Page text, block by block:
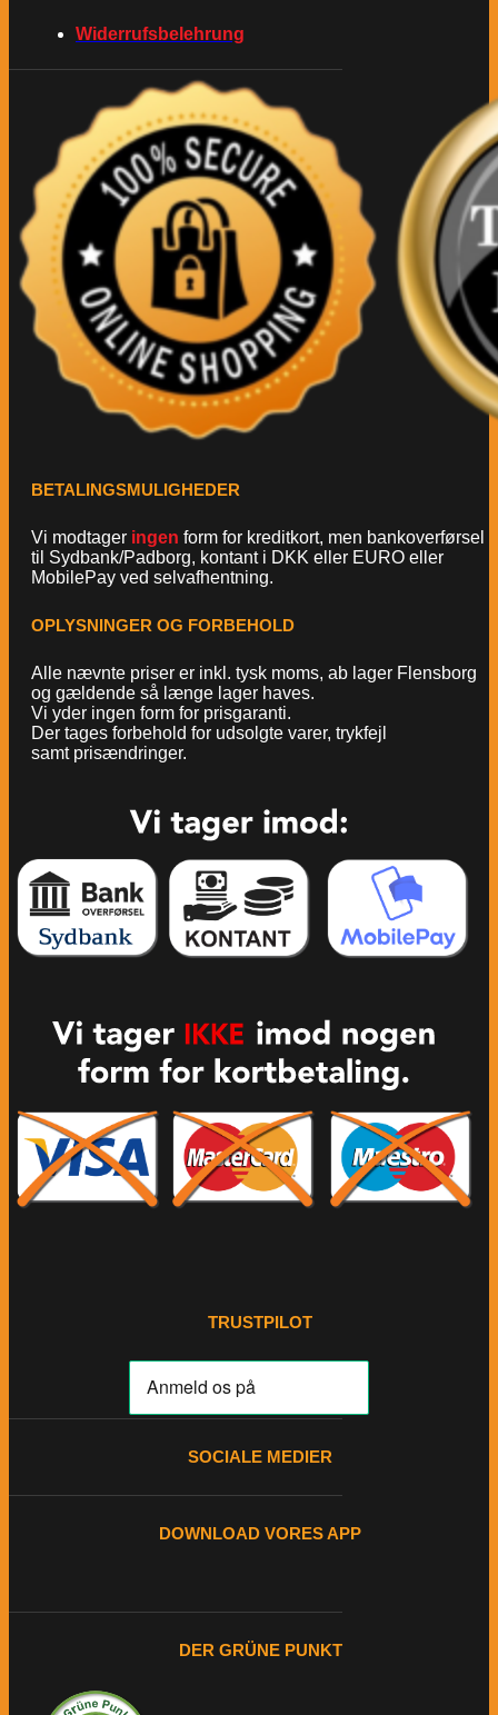
Widerrufsbelehrung
BETALINGSMULIGHEDER
Vi modtager ingen form for kreditkort, men bankoverførsel
til Sydbank/Padborg, kontant i DKK eller EURO eller
MobilePay ved selvafhentning.
OPLYSNINGER OG FORBEHOLD
Alle nævnte priser er inkl. tysk moms, ab lager Flensborg
og gældende så længe lager haves.
Vi yder ingen form for prisgaranti.
Der tages forbehold for udsolgte varer, trykfejl
samt prisændringer.
TRUSTPILOT
SOCIALE MEDIER
DOWNLOAD VORES APP
DER GRÜNE PUNKT